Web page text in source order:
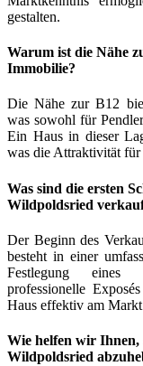
gestalten.
Warum ist die Nähe
Immobilie?
Die Nähe zur B12
was sowohl für
Ein Haus in dieser
was die Attraktivität
Was sind die ersten
Wildpoldsried
Der Beginn des
besteht in einer
Festlegung eines
professionelle
Haus effektiv am
Wie helfen wir
Wildpoldsried